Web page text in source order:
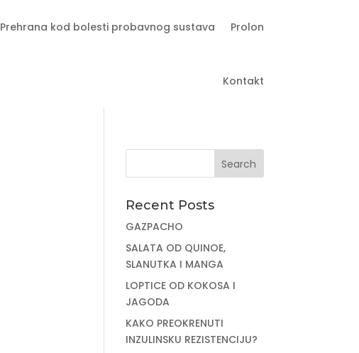
Prehrana kod bolesti probavnog sustava Prolon
Kontakt
Recent Posts
GAZPACHO
SALATA OD QUINOE,
SLANUTKA I MANGA
LOPTICE OD KOKOSA I
JAGODA
KAKO PREOKRENUTI
INZULINSKU REZISTENCIJU?